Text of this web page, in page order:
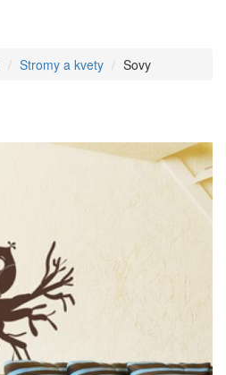
Stromy a kvety Sovy